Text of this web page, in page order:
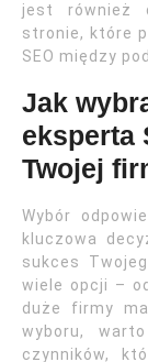
jest również
stronie, które
SEO między
Jak
eksperta
Twojej
Wybór
kluczowa
sukces
wiele opcji –
duże firmy
wyboru,
czynników,